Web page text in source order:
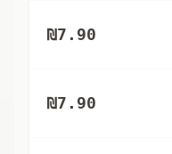
₪7.90
₪7.90